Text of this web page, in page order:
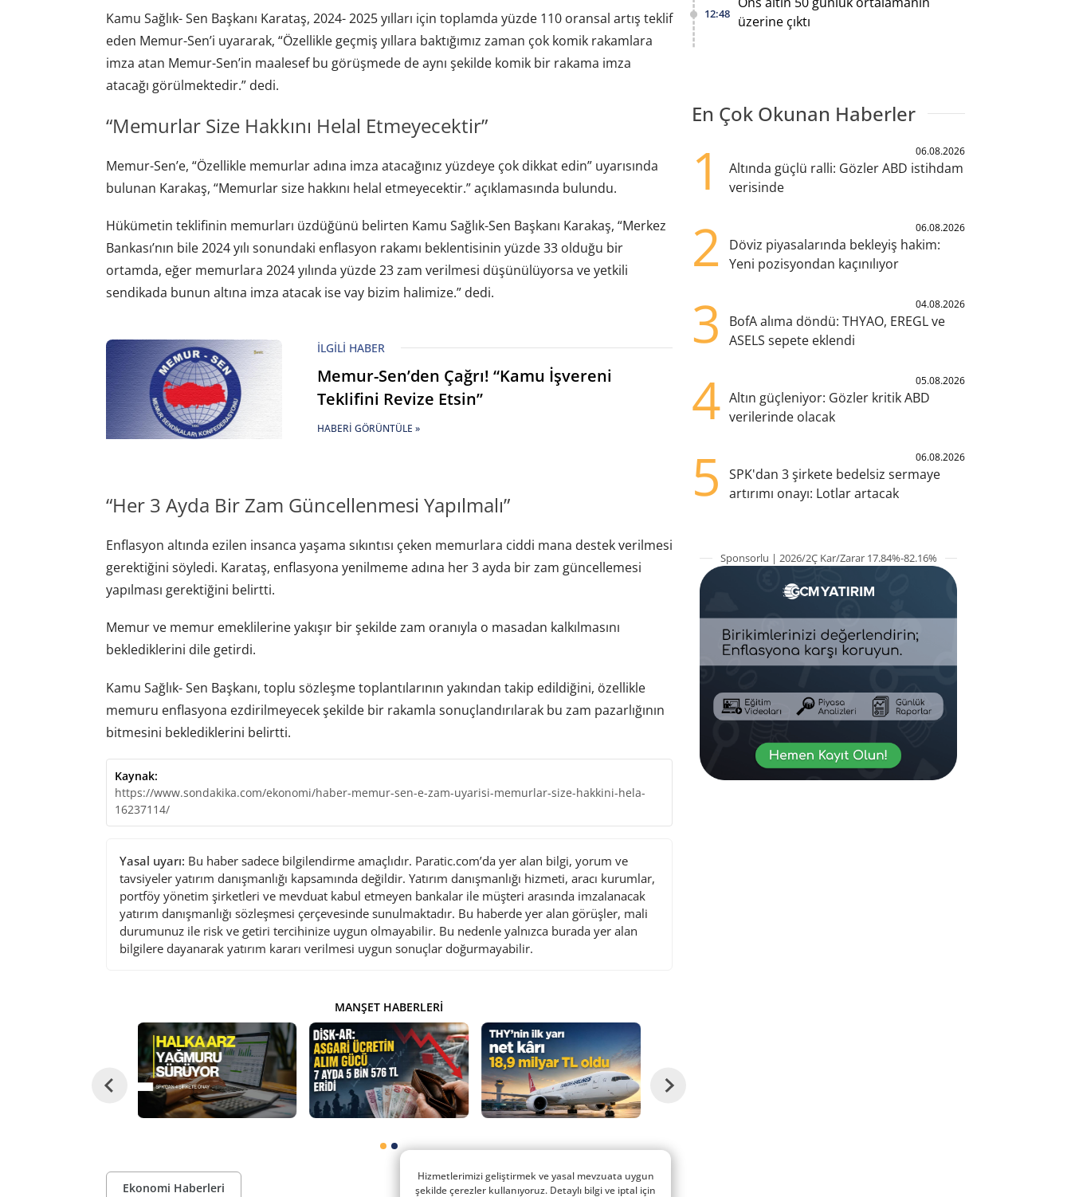
Kamu Sağlık- Sen Başkanı Karataş, 2024- 2025 yılları için toplamda yüzde 110 oransal artış teklif
eden Memur-Sen’i uyararak, “Özellikle geçmiş yıllara baktığımız zaman çok komik rakamlara
imza atan Memur-Sen’in maalesef bu görüşmede de aynı şekilde komik bir rakama imza
atacağı görülmektedir.” dedi.
“Memurlar Size Hakkını Helal Etmeyecektir”
Memur-Sen’e, “Özellikle memurlar adına imza atacağınız yüzdeye çok dikkat edin” uyarısında
bulunan Karakaş, “Memurlar size hakkını helal etmeyecektir.” açıklamasında bulundu.
Hükümetin teklifinin memurları üzdüğünü belirten Kamu Sağlık-Sen Başkanı Karakaş, “Merkez
Bankası’nın bile 2024 yılı sonundaki enflasyon rakamı beklentisinin yüzde 33 olduğu bir
ortamda, eğer memurlara 2024 yılında yüzde 23 zam verilmesi düşünülüyorsa ve yetkili
sendikada bunun altına imza atacak ise vay bizim halimize.” dedi.
İLGILI HABER
Memur-Sen’den Çağrı! “Kamu İşvereni
Teklifini Revize Etsin”
HABERI GÖRÜNTÜLE »
“Her 3 Ayda Bir Zam Güncellenmesi Yapılmalı”
Enflasyon altında ezilen insanca yaşama sıkıntısı çeken memurlara ciddi mana destek verilmesi
gerektiğini söyledi. Karataş, enflasyona yenilmeme adına her 3 ayda bir zam güncellemesi
yapılması gerektiğini belirtti.
Memur ve memur emeklilerine yakışır bir şekilde zam oranıyla o masadan kalkılmasını
beklediklerini dile getirdi.
Kamu Sağlık- Sen Başkanı, toplu sözleşme toplantılarının yakından takip edildiğini, özellikle
memuru enflasyona ezdirilmeyecek şekilde bir rakamla sonuçlandırılarak bu zam pazarlığının
bitmesini beklediklerini belirtti.
Kaynak:
https://www.sondakika.com/ekonomi/haber-memur-sen-e-zam-uyarisi-memurlar-size-hakkini-hela-
16237114/
Yasal uyarı: Bu haber sadece bilgilendirme amaçlıdır. Paratic.com’da yer alan bilgi, yorum ve
tavsiyeler yatırım danışmanlığı kapsamında değildir. Yatırım danışmanlığı hizmeti, aracı kurumlar,
portföy yönetim şirketleri ve mevduat kabul etmeyen bankalar ile müşteri arasında imzalanacak
yatırım danışmanlığı sözleşmesi çerçevesinde sunulmaktadır. Bu haberde yer alan görüşler, mali
durumunuz ile risk ve getiri tercihinize uygun olmayabilir. Bu nedenle yalnızca burada yer alan
bilgilere dayanarak yatırım kararı verilmesi uygun sonuçlar doğurmayabilir.
MANŞET HABERLERI
Ekonomi Haberleri
12:48
üzerine çıktı
En Çok Okunan Haberler
1 06.08.2026
Altında güçlü ralli: Gözler ABD istihdam
verisinde
2 06.08.2026
Döviz piyasalarında bekleyiş hakim:
Yeni pozisyondan kaçınılıyor
3 04.08.2026
BofA alıma döndü: THYAO, EREGL ve
ASELS sepete eklendi
4 05.08.2026
Altın güçleniyor: Gözler kritik ABD
verilerinde olacak
5 06.08.2026
SPK'dan 3 şirkete bedelsiz sermaye
artırımı onayı: Lotlar artacak
Sponsorlu | 2026/2Ç Kar/Zarar 17.84%-82.16%
Hizmetlerimizi geliştirmek ve yasal mevzuata uygun
şekilde çerezler kullanıyoruz. Detaylı bilgi ve iptal için